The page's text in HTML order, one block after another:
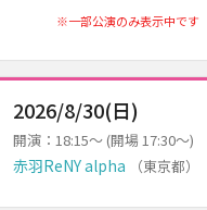
※一部公演のみ表示中です
2026/8/30(日)
開演：18:15～ (開場 17:30～)
赤羽ReNY alpha （東京都）